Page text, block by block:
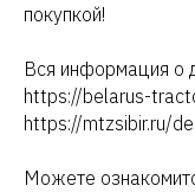
покупкой!
Вся информация о
https://belarus-
https://mtzsibir.ru/
Можете